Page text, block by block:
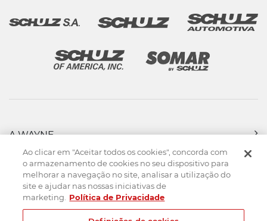
A WAYNE
PRODUTOS
FORÇA DE VENDAS
ASSISTÊNCIA TÉCNICA
DOWNLOADS
CONTATO
Ao clicar em "Aceitar todos os cookies", concorda com
o armazenamento de cookies no seu dispositivo para
melhorar a navegação no site, analisar a utilização do
site e ajudar nas nossas iniciativas de
marketing.
Política de Privacidade